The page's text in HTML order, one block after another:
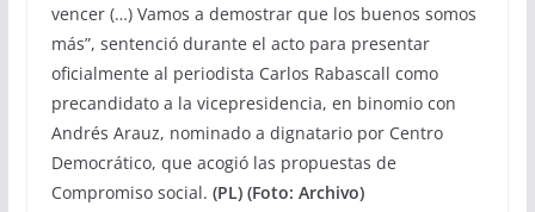
vencer (…) Vamos a demostrar que los buenos somos
más”, sentenció durante el acto para presentar
oficialmente al periodista Carlos Rabascall como
precandidato a la vicepresidencia, en binomio con
Andrés Arauz, nominado a dignatario por Centro
Democrático, que acogió las propuestas de
Compromiso social. (PL) (Foto: Archivo)